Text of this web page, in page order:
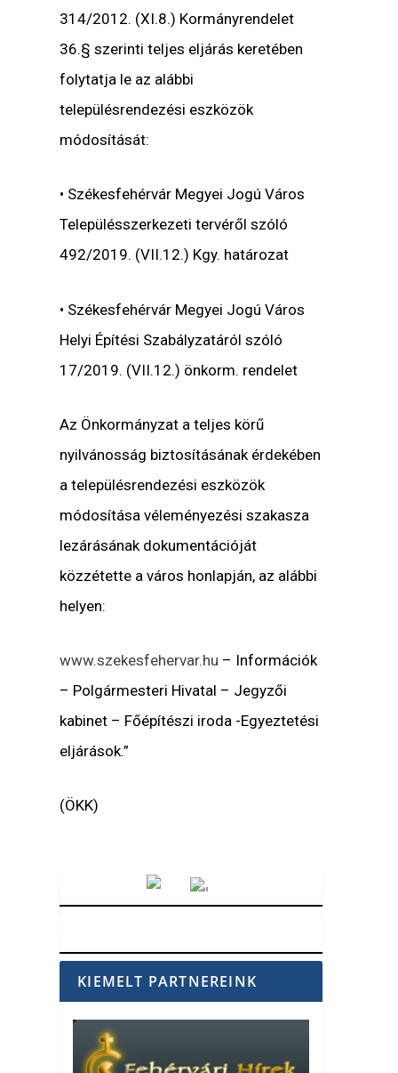
314/2012. (XI.8.) Kormányrendelet
36.§ szerinti teljes eljárás keretében
folytatja le az alábbi
településrendezési eszközök
módosítását:
• Székesfehérvár Megyei Jogú Város
Településszerkezeti tervéről szóló
492/2019. (VII.12.) Kgy. határozat
• Székesfehérvár Megyei Jogú Város
Helyi Építési Szabályzatáról szóló
17/2019. (VII.12.) önkorm. rendelet
Az Önkormányzat a teljes körű
nyilvánosság biztosításának érdekében
a településrendezési eszközök
módosítása véleményezési szakasza
lezárásának dokumentációját
közzétette a város honlapján, az alábbi
helyen:
www.szekesfehervar.hu – Információk
– Polgármesteri Hivatal – Jegyzői
kabinet – Főépítészi iroda -Egyeztetési
eljárások.”
(ÖKK)
KIEMELT PARTNEREINK